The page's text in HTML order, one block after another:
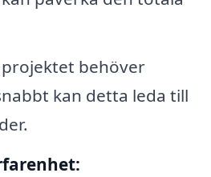
projektet behöver
kan detta leda till